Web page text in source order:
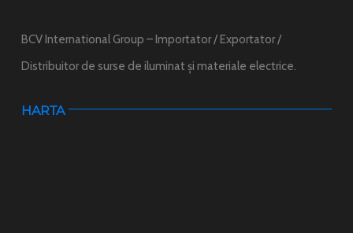
BCV International Group – Importator / Exportator /
Distribuitor de surse de iluminat și materiale electrice.
HARTA